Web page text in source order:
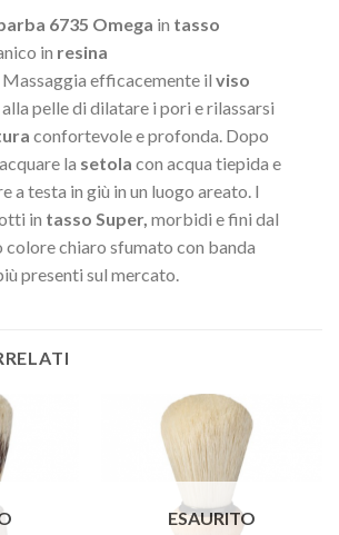
6735 Omega in tasso
in resina
Massaggia efficacemente il viso
pelle di dilatare i pori e rilassarsi
confortevole e profonda. Dopo
la setola con acqua tiepida e
a testa in giù in un luogo areato. I
in tasso Super, morbidi e fini dal
chiaro sfumato con banda
presenti sul mercato.
ESAURITO